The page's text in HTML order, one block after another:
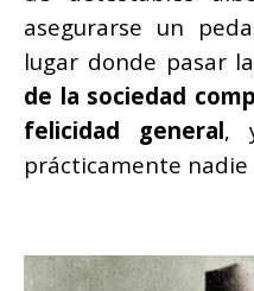
asegurarse un
lugar donde pasar
de la sociedad
felicidad general,
prácticamente nadie